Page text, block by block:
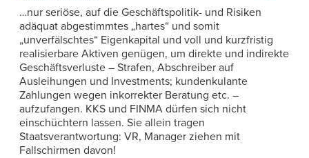
…nur seriöse, auf die Geschäftspolitik- und Risiken
adäquat abgestimmtes „hartes“ und somit
„unverfälschtes“ Eigenkapital und voll und kurzfristig
realisierbare Aktiven genügen, um direkte und indirekte
Geschäftsverluste – Strafen, Abschreiber auf
Ausleihungen und Investments; kundenkulante
Zahlungen wegen inkorrekter Beratung etc. –
aufzufangen. KKS und FINMA dürfen sich nicht
einschüchtern lassen. Sie allein tragen
Staatsverantwortung: VR, Manager ziehen mit
Fallschirmen davon!